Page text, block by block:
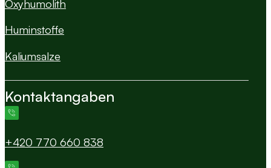
Oxyhumolith
Huminstoffe
Kaliumsalze
Kontaktangaben
+420 770 660 838